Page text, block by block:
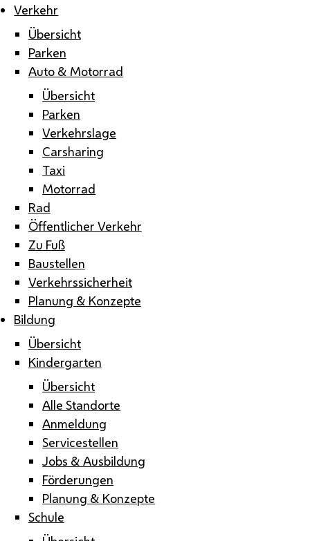
Verkehr
Übersicht
Parken
Auto & Motorrad
Übersicht
Parken
Verkehrslage
Carsharing
Taxi
Motorrad
Rad
Öffentlicher Verkehr
Zu Fuß
Baustellen
Verkehrssicherheit
Planung & Konzepte
Bildung
Übersicht
Kindergarten
Übersicht
Alle Standorte
Anmeldung
Servicestellen
Jobs & Ausbildung
Förderungen
Planung & Konzepte
Schule